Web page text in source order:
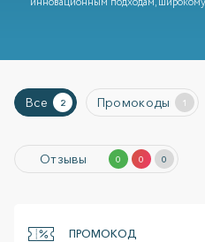
Все 2 Промокоды 1
Отзывы 0 0 0
ПРОМОКОД